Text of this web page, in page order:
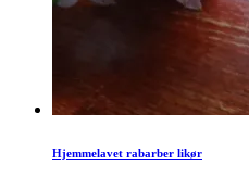
Hjemmelavet rabarber likør